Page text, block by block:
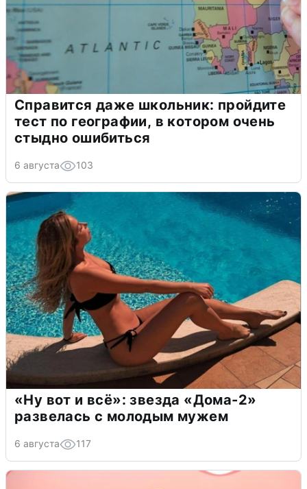
Справится даже школьник: пройдите
тест по географии, в котором очень
стыдно ошибиться
6 августа 103
«Ну вот и всё»: звезда «Дома-2»
развелась с молодым мужем
6 августа 117